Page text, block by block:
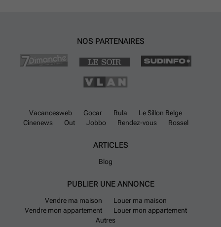
NOS PARTENAIRES
Vacancesweb Gocar Rula
Le Sillon Belge
Cinenews
Out Jobbo Rendez-vous Rossel
ARTICLES
Blog
PUBLIER UNE ANNONCE
Vendre ma maison
Louer ma maison
Vendre mon appartement
Louer mon appartement
Autres